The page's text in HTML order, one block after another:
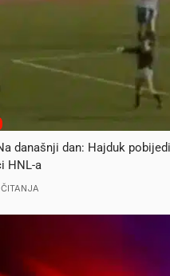
današnji dan: Hajduk
HNL-a